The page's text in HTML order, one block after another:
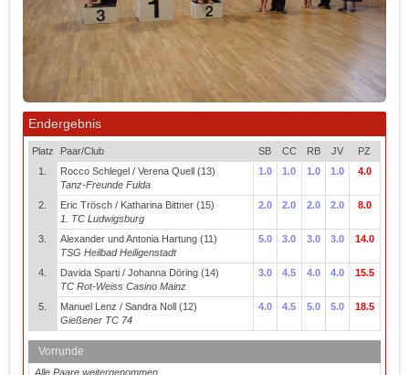
Endergebnis
Platz Paar/Club SB CC RB JV
PZ
1.
Rocco Schlegel / Verena Quell (13)
Tanz-Freunde Fulda
1.0 1.0 1.0 1.0 4.0
2.
Eric Trösch / Katharina Bittner (15)
1. TC Ludwigsburg
2.0 2.0 2.0 2.0 8.0
3.
Alexander und Antonia Hartung (11)
TSG Heilbad Heiligenstadt
5.0 3.0 3.0 3.0 14.0
4.
Davida Sparti / Johanna Döring (14)
TC Rot-Weiss Casino Mainz
3.0 4.5 4.0 4.0 15.5
5.
Manuel Lenz / Sandra Noll (12)
Gießener TC 74
4.0 4.5 5.0 5.0 18.5
Vorrunde
Alle Paare weitergenommen